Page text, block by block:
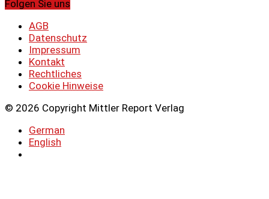
Folgen Sie uns
AGB
Datenschutz
Impressum
Kontakt
Rechtliches
Cookie Hinweise
© 2026 Copyright Mittler Report Verlag
German
English